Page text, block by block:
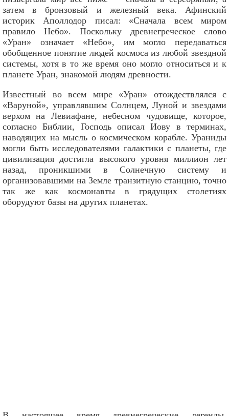
затем в бронзовый и железный века. Афинский
историк Аполлодор писал: «Сначала всем миром
правило Небо». Поскольку древнегреческое слово
«Уран» означает «Небо», им могло передаваться
обобщенное понятие людей космоса из любой звездной
системы, хотя в то же время оно могло относиться и к
планете Уран, знакомой людям древности.
Известный во всем мире «Уран» отождествлялся с
«Варуной», управлявшим Солнцем, Луной и звездами
верхом на Левиафане, небесном чудовище, которое,
согласно Библии, Господь описал Иову в терминах,
наводящих на мысль о космическом корабле. Ураниды
могли быть исследователями галактики с планеты, где
цивилизация достигла высокого уровня миллион лет
назад, проникшими в Солнечную систему и
организовавшими на Земле транзитную станцию, точно
так же как космонавты в грядущих столетиях
оборудуют базы на других планетах.